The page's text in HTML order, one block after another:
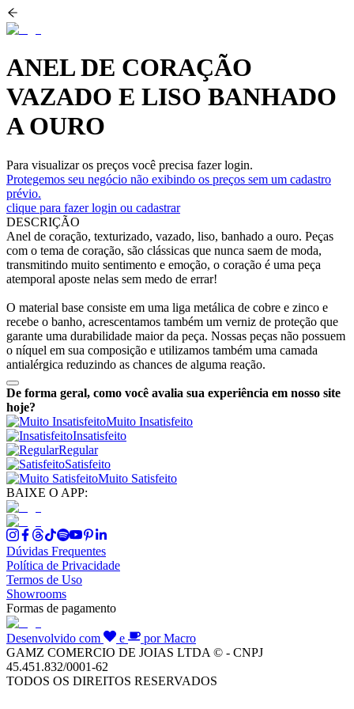
ANEL DE CORAÇÃO
VAZADO E LISO BANHADO
A OURO
Para visualizar os preços você precisa fazer login.
Protegemos seu negócio não exibindo os preços sem um cadastro
prévio.
clique para fazer login ou cadastrar
DESCRIÇÃO
Anel de coração, texturizado, vazado, liso, banhado a ouro. Peças
com o tema de coração, são clássicas que nunca saem de moda,
transmitindo muito sentimento e emoção, o coração é uma peça
atemporal aposte nelas sem medo de errar!
O material base consiste em uma liga metálica de cobre e zinco e
recebe o banho, acrescentamos também um verniz de proteção que
garante uma durabilidade maior da peça. Nossas peças não possuem
o níquel em sua composição e utilizamos também uma camada
antialérgica reduzindo as chances de alguma reação.
De forma geral, como você avalia sua experiência em nosso site
hoje?
Muito Insatisfeito
Insatisfeito
Regular
Satisfeito
Muito Satisfeito
BAIXE O APP:
Dúvidas Frequentes
Política de Privacidade
Termos de Uso
Showrooms
Formas de pagamento
Desenvolvido com e
por Macro
GAMZ COMERCIO DE JOIAS LTDA © - CNPJ
45.451.832/0001-62
TODOS OS DIREITOS RESERVADOS